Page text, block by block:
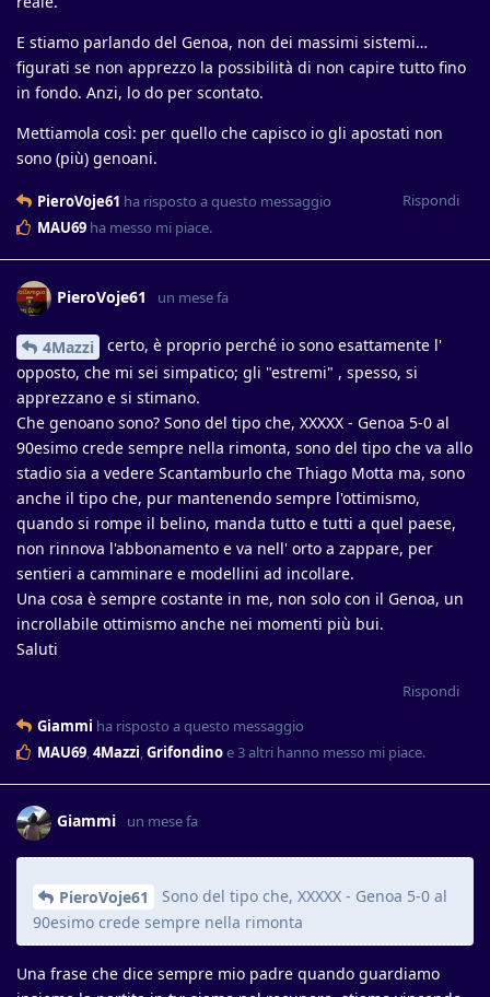
E stiamo parlando del Genoa, non dei massimi sistemi…
figurati se non apprezzo la possibilità di non capire tutto fino
in fondo. Anzi, lo do per scontato.
Mettiamola così: per quello che capisco io gli apostati non
sono (più) genoani.
Rispondi
PieroVoje61 ha risposto a questo messaggio
MAU69 ha messo mi piace.
PieroVoje61 un mese fa
4Mazzi
certo, è proprio perché io sono esattamente l'
opposto, che mi sei simpatico; gli "estremi" , spesso, si
apprezzano e si stimano.
Che genoano sono? Sono del tipo che, XXXXX - Genoa 5-0 al
90esimo crede sempre nella rimonta, sono del tipo che va allo
stadio sia a vedere Scantamburlo che Thiago Motta ma, sono
anche il tipo che, pur mantenendo sempre l'ottimismo,
quando si rompe il belino, manda tutto e tutti a quel paese,
non rinnova l'abbonamento e va nell' orto a zappare, per
sentieri a camminare e modellini ad incollare.
Una cosa è sempre costante in me, non solo con il Genoa, un
incrollabile ottimismo anche nei momenti più bui.
Saluti
Rispondi
Giammi ha risposto a questo messaggio
MAU69 4Mazzi Grifondinoe 3altri hanno messo mi piace.
Giammi un mese fa
PieroVoje61
Sono del tipo che, XXXXX - Genoa 5-0 al
90esimo crede sempre nella rimonta
Una frase che dice sempre mio padre quando guardiamo